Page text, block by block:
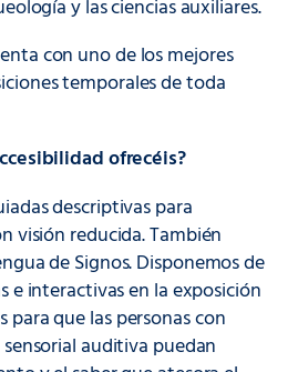
y las ciencias auxiliares.
con uno de los mejores
temporales de toda
ofrecéis?
descriptivas para
visión reducida. También
de Signos. Disponemos de
e interactivas en la exposición
para que las personas con
auditiva puedan